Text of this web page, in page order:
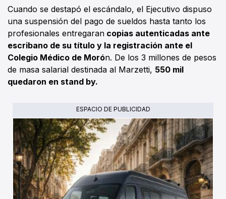
Cuando se destapó el escándalo, el Ejecutivo dispuso
una suspensión del pago de sueldos hasta tanto los
profesionales entregaran copias autenticadas ante
escribano de su título y la registración ante el
Colegio Médico de Morón. De los 3 millones de pesos
de masa salarial destinada al Marzetti, 550 mil
quedaron en stand by.
ESPACIO DE PUBLICIDAD